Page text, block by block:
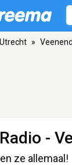
Utrecht »
-
ze allemaal!